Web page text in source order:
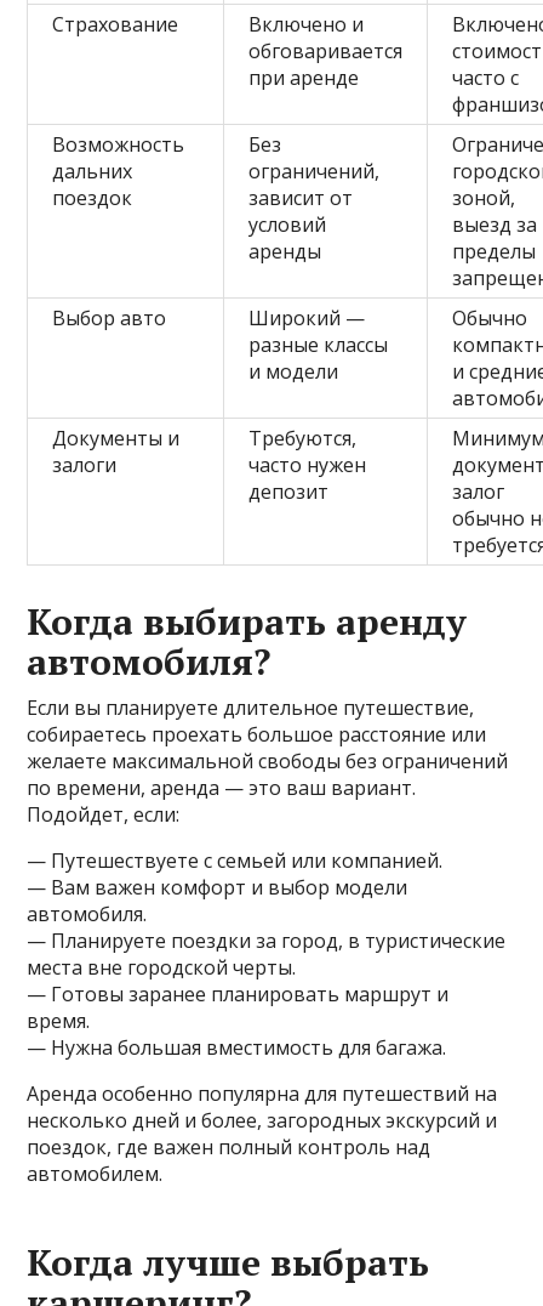
Страхование
Включено и
обговаривается
при аренде
часто с
Возможность
дальних
поездок
Без
ограничений,
зависит от
условий
аренды
зоной,
выезд за
пределы
Выбор авто
Широкий —
разные классы
и модели
Обычно
и
Документы и
залоги
Требуются,
часто нужен
депозит
залог
обычно
Когда выбирать аренду
автомобиля?
Если вы планируете длительное путешествие,
собираетесь проехать большое расстояние или
желаете максимальной свободы без ограничений
по времени, аренда — это ваш вариант.
Подойдет, если:
— Путешествуете с семьей или компанией.
— Вам важен комфорт и выбор модели
автомобиля.
— Планируете поездки за город, в туристические
места вне городской черты.
— Готовы заранее планировать маршрут и
время.
— Нужна большая вместимость для багажа.
Аренда особенно популярна для путешествий на
несколько дней и более, загородных экскурсий и
поездок, где важен полный контроль над
автомобилем.
Когда лучше выбрать